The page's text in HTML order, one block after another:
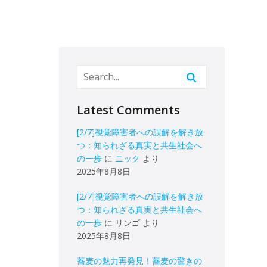
Latest Comments
[2/7]視覚障害者への誤解を解き放
つ：知られざる真実と共生社会へ
の一歩 に ニック より
2025年8月8日
[2/7]視覚障害者への誤解を解き放
つ：知られざる真実と共生社会へ
の一歩 に リンゴ より
2025年8月8日
蕎麦の魅力再発見！蕎麦の驚きの